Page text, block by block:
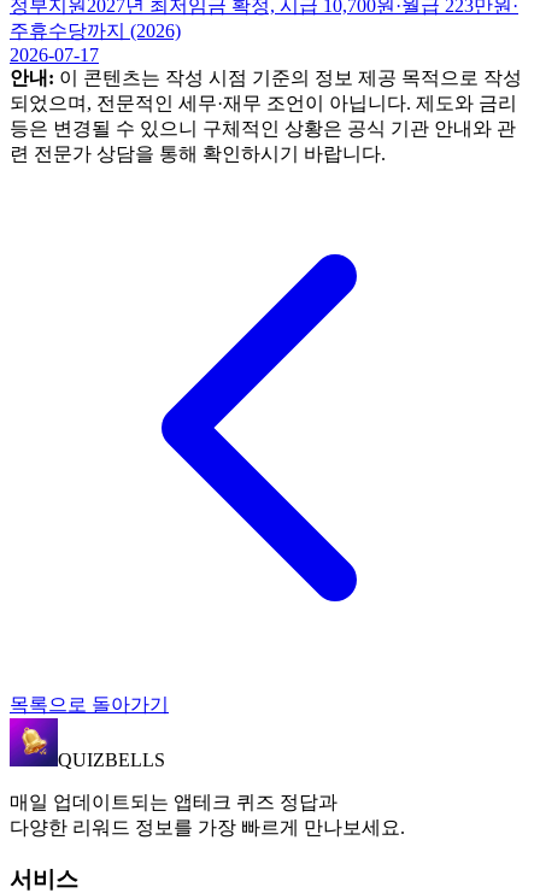
정부지원 2027년 최저임금 확정, 시급 10,700원·월급 223만원·
주휴수당까지 (2026)
2026-07-17
안내: 이 콘텐츠는 작성 시점 기준의 정보 제공 목적으로 작성
되었으며, 전문적인 세무·재무 조언이 아닙니다. 제도와 금리
등은 변경될 수 있으니 구체적인 상황은 공식 기관 안내와 관
련 전문가 상담을 통해 확인하시기 바랍니다.
목록으로 돌아가기
QUIZBELLS
매일 업데이트되는 앱테크 퀴즈 정답과
다양한 리워드 정보를 가장 빠르게 만나보세요.
서비스